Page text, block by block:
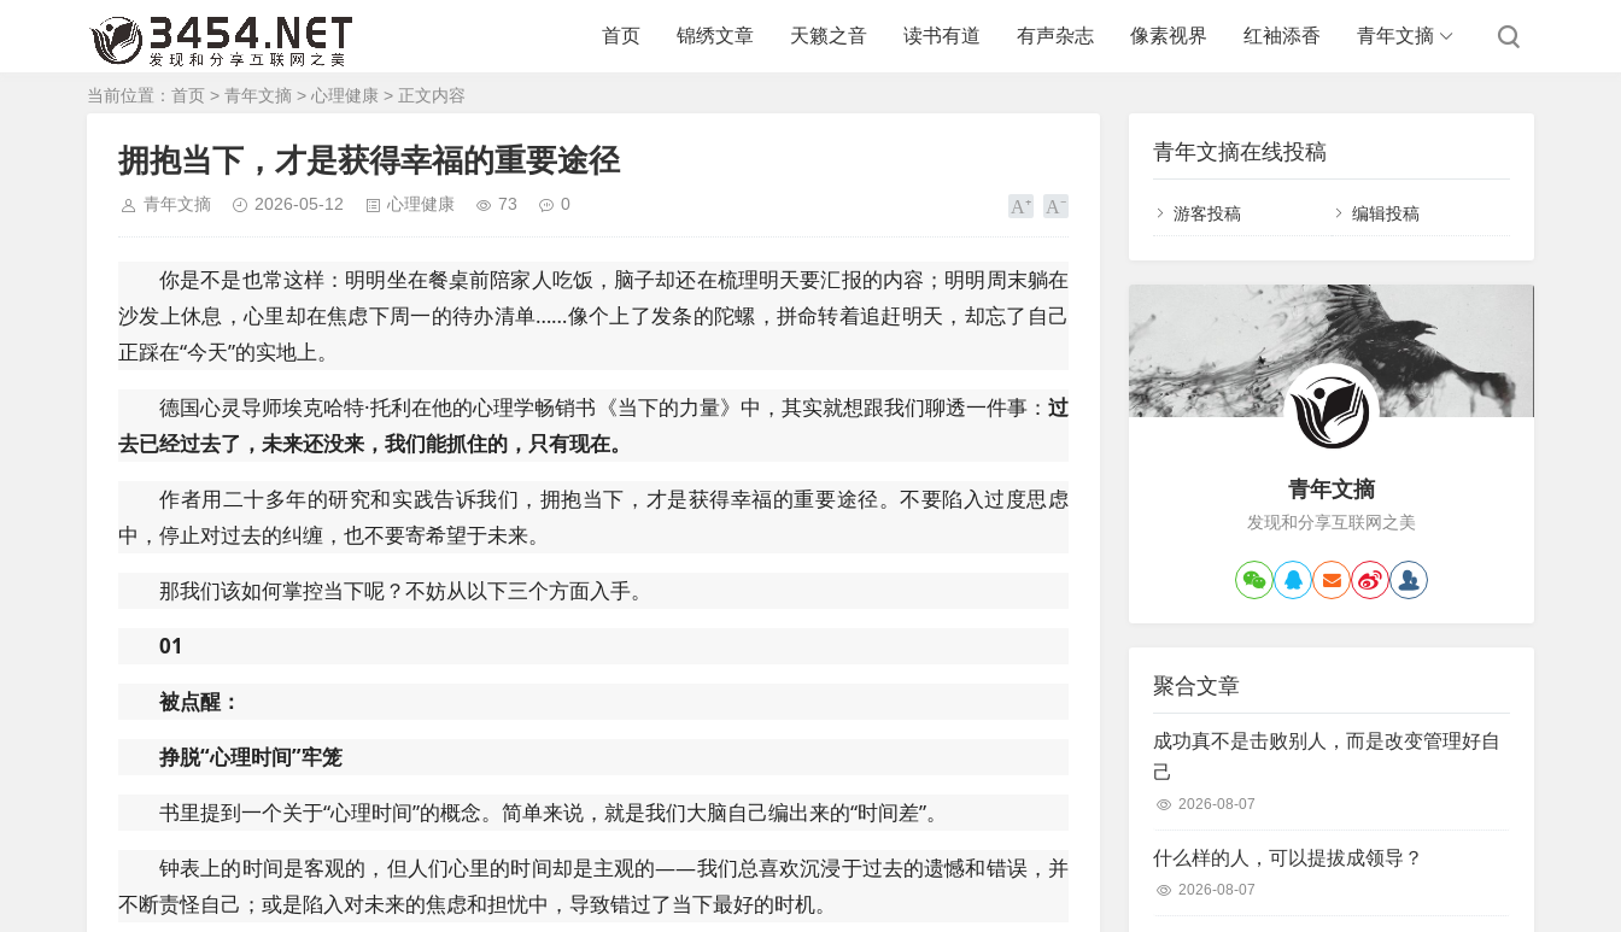
首页 锦绣文章 天籁之音 读书有道 有声杂志 像素视界 红袖添香 青年文摘
当前位置： 首页 > 青年文摘 > 心理健康 > 正文内容
拥抱当下，才是获得幸福的重要途径
青年文摘 2026-05-12 心理健康 73 0
你是不是也常这样：明明坐在餐桌前陪家人吃饭，脑子却还在梳理明天要汇报的内容；明明周末躺在
沙发上休息，心里却在焦虑下周一的待办清单……像个上了发条的陀螺，拼命转着追赶明天，却忘了自己
正踩在“今天”的实地上。
德国心灵导师埃克哈特·托利在他的心理学畅销书《当下的力量》中，其实就想跟我们聊透一件事： 过
去已经过去了，未来还没来，我们能抓住的，只有现在。
作者用二十多年的研究和实践告诉我们，拥抱当下，才是获得幸福的重要途径。不要陷入过度思虑
中，停止对过去的纠缠，也不要寄希望于未来。
那我们该如何掌控当下呢？不妨从以下三个方面入手。
01
被点醒：
挣脱“心理时间”牢笼
书里提到一个关于“心理时间”的概念。简单来说，就是我们大脑自己编出来的“时间差”。
钟表上的时间是客观的，但人们心里的时间却是主观的——我们总喜欢沉浸于过去的遗憾和错误，并
不断责怪自己；或是陷入对未来的焦虑和担忧中，导致错过了当下最好的时机。
青年文摘在线投稿
游客投稿 编辑投稿
青年文摘
发现和分享互联网之美
聚合文章
成功真不是击败别人，而是改变管理好自
己
2026-08-07
什么样的人，可以提拔成领导？
2026-08-07